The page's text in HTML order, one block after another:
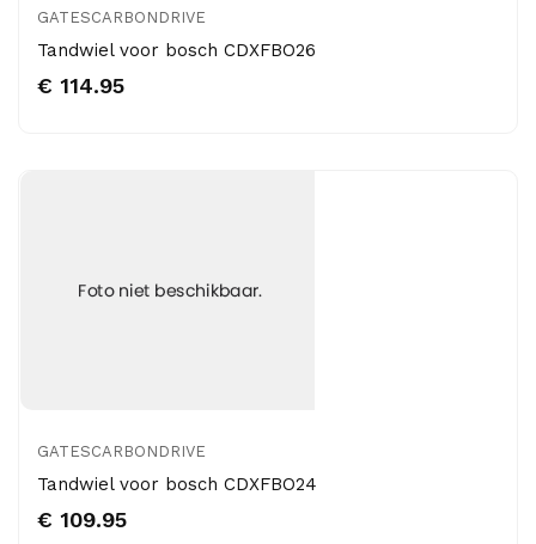
GATESCARBONDRIVE
Tandwiel voor bosch CDXFBO26
€ 114.95
GATESCARBONDRIVE
Tandwiel voor bosch CDXFBO24
€ 109.95